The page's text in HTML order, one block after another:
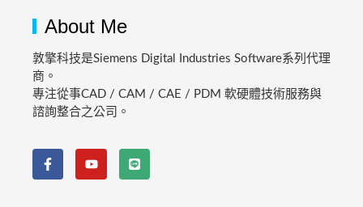
About Me
敦擎科技是Siemens Digital Industries Software系列代理
商。
專注從事CAD / CAM / CAE / PDM 軟硬體技術服務與
諮詢整合之公司。